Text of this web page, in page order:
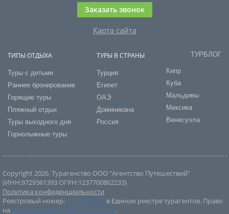
Заказать звонок
Карта сайта
ТИПЫ ОТДЫХА
Туры с детьми
Раннее бронирование
Горящие туры
Пляжный отдых
Туры выходного дня
Горнолыжные туры
ТУРЫ В СТРАНЫ
Турция
Египет
ОАЭ
Доминикана
Россия
ТУРБЛОГ
Кипр
Куба
Мальдивы
Мексика
Венесуэла
Copyright 2026. Турагенство ООО "Агентство Путешествий"
(ИНН:9729361393 ОГРН:1237700862233)
Политика конфиденциальности
Реестровый номер: РТА 0038090 в Едином реестре турагентов. Право
на использование товарного знака.